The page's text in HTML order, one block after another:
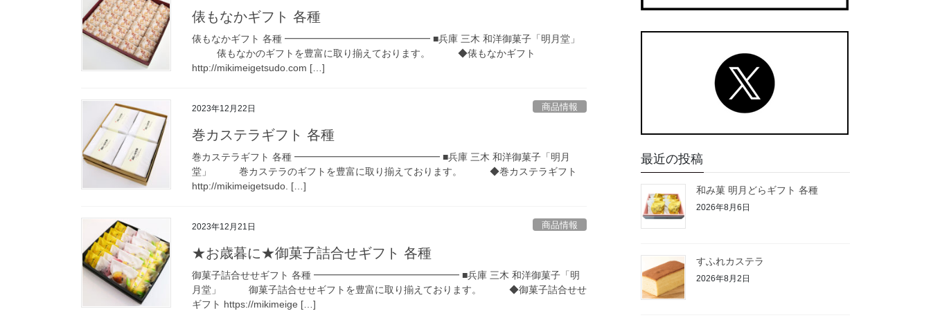
俵もなかギフト 各種
俵もなかギフト 各種 ━━━━━━━━━━━━━━━ ■兵庫 三木 和洋御菓子「明月堂」
俵もなかのギフトを豊富に取り揃えております。 ◆俵もなかギフト
http://mikimeigetsudo.com […]
2023年12月22日 商品情報
巻カステラギフト 各種
巻カステラギフト 各種 ━━━━━━━━━━━━━━━ ■兵庫 三木 和洋御菓子「明月
堂」 巻カステラのギフトを豊富に取り揃えております。 ◆巻カステラギフト
http://mikimeigetsudo. […]
2023年12月21日 商品情報
★お歳暮に★御菓子詰合せギフト 各種
御菓子詰合せせギフト 各種 ━━━━━━━━━━━━━━━ ■兵庫 三木 和洋御菓子「明
月堂」 御菓子詰合せせギフトを豊富に取り揃えております。 ◆御菓子詰合せせ
ギフト https://mikimeige […]
最近の投稿
和み菓 明月どらギフト 各種
2026年8月6日
すふれカステラ
2026年8月2日